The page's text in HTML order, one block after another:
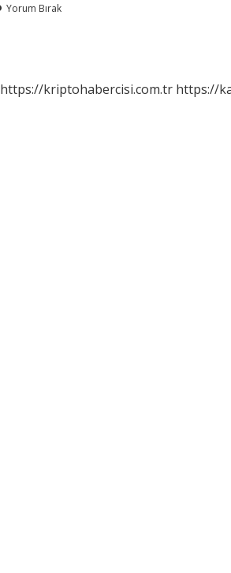
Yorum Bırak
https://kriptohabercisi.com.tr https://